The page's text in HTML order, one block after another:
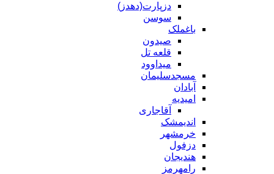
دزپارت(دهدز)
سوسن
باغملک
صیدون
قلعه تل
میداوود
مسجدسلیمان
آبادان
امیدیه
آقاجاری
اندیمشک
خرمشهر
دزفول
هندیجان
رامهرمز